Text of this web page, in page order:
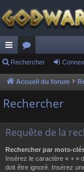
ac
co
ur
s
or
u
m
Rechercher
Accueil du forum
Rechercher
Requête de la
Rechercher par mots-
Insérez le caractère « + »
doit être ignoré. Insérez